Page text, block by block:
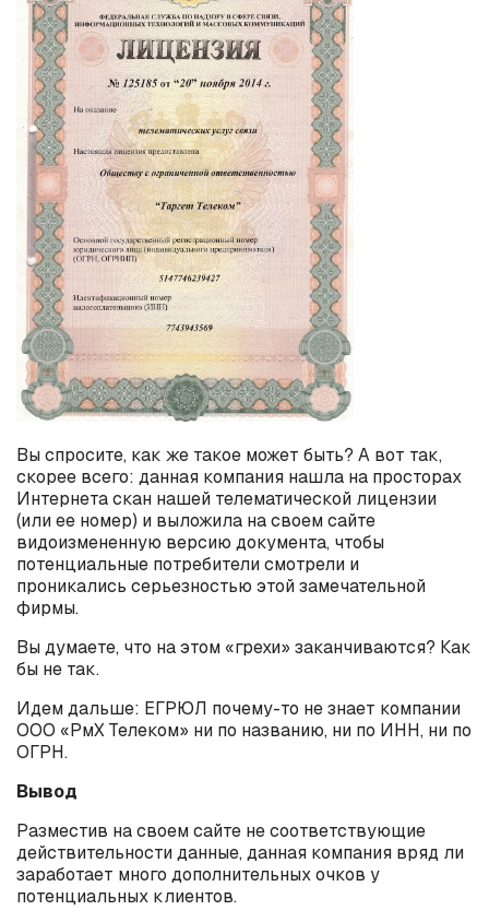
Вы спросите, как же такое может быть? А вот так,
скорее всего: данная компания нашла на просторах
Интернета скан нашей телематической лицензии
(или ее номер) и выложила на своем сайте
видоизмененную версию документа, чтобы
потенциальные потребители смотрели и
проникались серьезностью этой замечательной
фирмы.
Вы думаете, что на этом «грехи» заканчиваются? Как
бы не так.
Идем дальше: ЕГРЮЛ почему-то не знает компании
ООО «РмХ Телеком» ни по названию, ни по ИНН, ни по
ОГРН.
Вывод
Разместив на своем сайте не соответствующие
действительности данные, данная компания вряд ли
заработает много дополнительных очков у
потенциальных клиентов.